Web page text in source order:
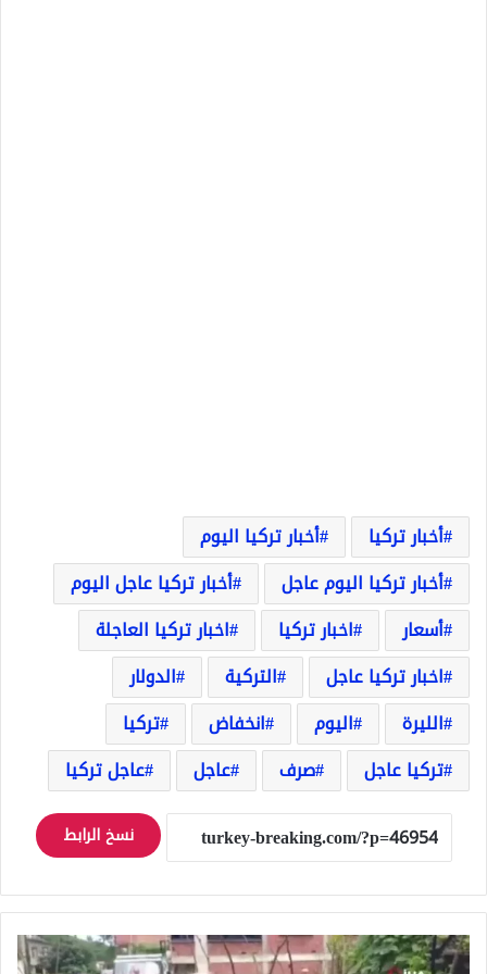
أخبار تركيا
أخبار تركيا اليوم
أخبار تركيا اليوم عاجل
أخبار تركيا عاجل اليوم
أسعار
اخبار تركيا
اخبار تركيا العاجلة
اخبار تركيا عاجل
التركية
الدولار
الليرة
اليوم انخفاض
تركيا
تركيا عاجل
صرف عاجل عاجل تركيا
نسخ الرابط
شاهد
بالفيديو